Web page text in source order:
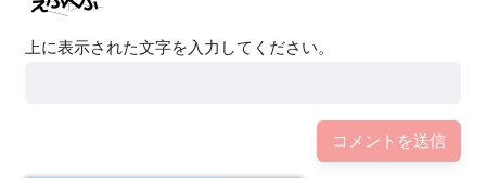
上に表示された文字を入力してください。